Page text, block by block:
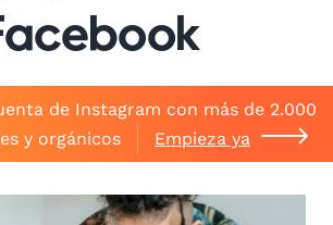
de Instagram con más de 2.000
y orgánicos
Empieza ya